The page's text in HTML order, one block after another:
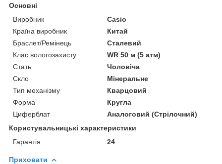
Основні
Виробник
Casio
Країна виробник
Китай
Браслет/Ремінець
Сталевий
Клас вологозахисту
WR 50 м (5 атм)
Стать
Чоловіча
Скло
Мінеральне
Тип механізму
Кварцовий
Форма
Кругла
Циферблат
Аналоговий (Стрілочний)
Користувальницькі характеристики
Гарантія
24
Приховати